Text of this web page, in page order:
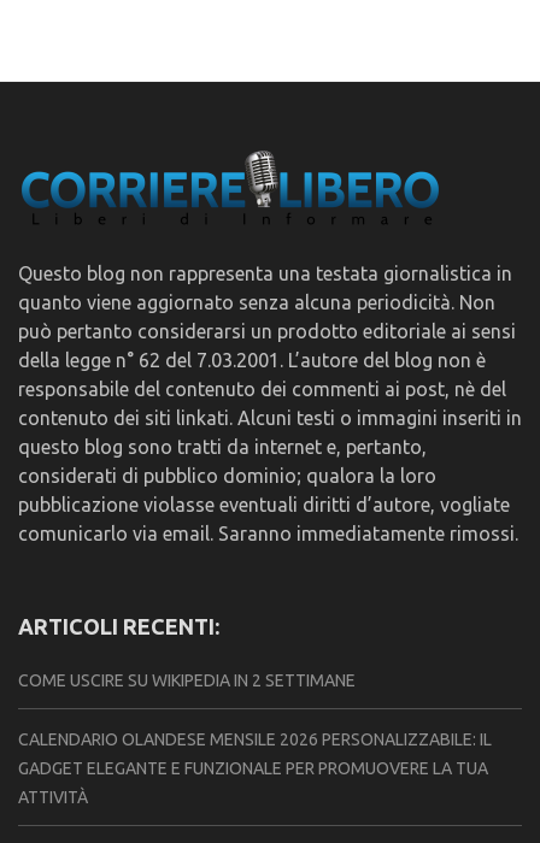
Questo blog non rappresenta una testata giornalistica in
quanto viene aggiornato senza alcuna periodicità. Non
può pertanto considerarsi un prodotto editoriale ai sensi
della legge n° 62 del 7.03.2001. L’autore del blog non è
responsabile del contenuto dei commenti ai post, nè del
contenuto dei siti linkati. Alcuni testi o immagini inseriti in
questo blog sono tratti da internet e, pertanto,
considerati di pubblico dominio; qualora la loro
pubblicazione violasse eventuali diritti d’autore, vogliate
comunicarlo via email. Saranno immediatamente rimossi.
ARTICOLI RECENTI:
COME USCIRE SU WIKIPEDIA IN 2 SETTIMANE
CALENDARIO OLANDESE MENSILE 2026 PERSONALIZZABILE: IL
GADGET ELEGANTE E FUNZIONALE PER PROMUOVERE LA TUA
ATTIVITÀ